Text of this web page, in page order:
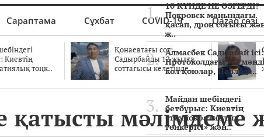
Сараптама Сұхбат COVID-19 Qazaq сөзі
Киевтің
төңк..
Қонаевтағы сот:
Садырбайды 12 жылға
соттағысы келетінде..
қатысты мәлімдеме
10 КҮНДЕ НЕ ӨЗГЕРДІ?
Покровск маңындағы
қасап, дрон соғысы
ж..
Алмасбек Садырбай ісі:
Протоколдағы
кол қоюлар, Павлода..
Майдан шебіндегі
бетбұрыс: Киевтің
«технократиялық
төңкерісі» жән..